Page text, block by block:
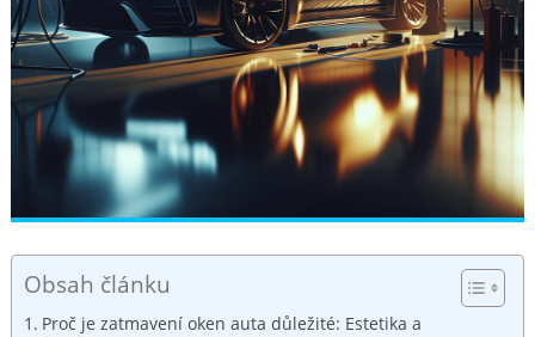
Obsah článku
Proč ​je zatmavení oken‌ auta důležité: Estetika a